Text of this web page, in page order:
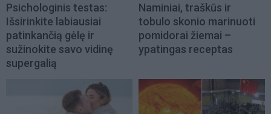
Psichologinis testas:
Išsirinkite labiausiai
patinkančią gėlę ir
sužinokite savo vidinę
supergalią
Naminiai, traškūs ir
tobulo skonio marinuoti
pomidorai žiemai –
ypatingas receptas